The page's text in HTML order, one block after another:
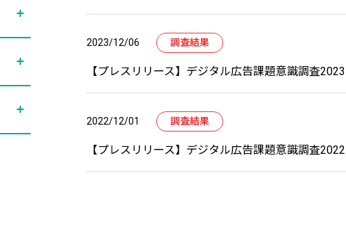
2023/12/06 調査結果
【プレスリリース】デジタル広告課題意識調査2023
2022/12/01 調査結果
【プレスリリース】デジタル広告課題意識調査2022